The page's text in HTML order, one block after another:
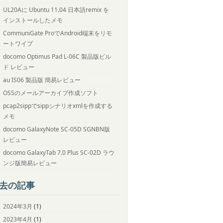
UL20Aに Ubuntu 11.04 日本語remix を
インストールしたメモ
CommuniGate ProでAndroid端末をリモ
ートワイプ
docomo Optimus Pad L-06C 製品版ビル
ド レビュー
au IS06 製品版 簡易レビュー
OSSのメールアーカイブ作成ソフト
pcap2sippでsippシナリオxmlを作成する
メモ
docomo GalaxyNote SC-05D SGNBN版
レビュー
docomo GalaxyTab 7.0 Plus SC-02D ラウ
ンジ版簡易レビュー
の記事
2024年3月 (1)
2023年4月 (1)